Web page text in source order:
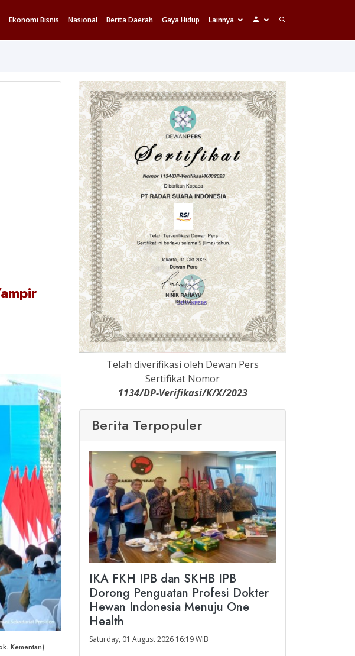
Ekonomi Bisnis Nasional Berita Daerah Gaya Hidup Lainnya
Kementan)
Telah diverifikasi oleh Dewan Pers
Sertifikat Nomor
1134/DP-Verifikasi/K/X/2023
Berita Terpopuler
IKA FKH IPB dan SKHB IPB
Dorong Penguatan Profesi Dokter
Hewan Indonesia Menuju One
Health
Saturday, 01 August 2026 16:19 WIB